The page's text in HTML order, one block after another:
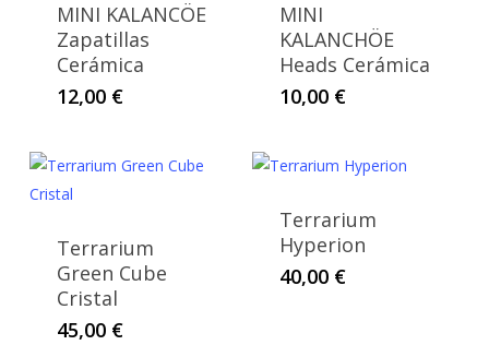
MINI KALANCÖE
Zapatillas
Cerámica
12,00 €
MINI
KALANCHÖE
Heads Cerámica
10,00 €
Terrarium
Green Cube
Cristal
45,00 €
Terrarium
Hyperion
40,00 €